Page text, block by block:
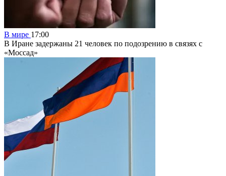
В мире 17:00
В Иране задержаны 21 человек по подозрению в связях с
«Моссад»